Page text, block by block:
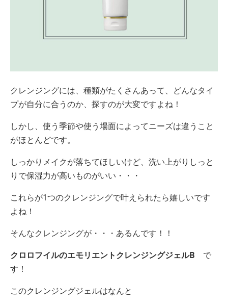
クレンジングには、種類がたくさんあって、どんなタイ
プが自分に合うのか、探すのが大変ですよね！
しかし、使う季節や使う場面によってニーズは違うこと
がほとんどです。
しっかりメイクが落ちてほしいけど、洗い上がりしっと
りで保湿力が高いものがいい・・・
これらが1つのクレンジングで叶えられたら嬉しいです
よね！
そんなクレンジングが・・・あるんです！！
クロロフイルのエモリエントクレンジングジェルB で
す！
このクレンジングジェルはなんと